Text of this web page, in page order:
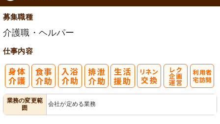
募集職種
介護職・ヘルパー
仕事内容
業務の変更範
囲
会社が定める業務